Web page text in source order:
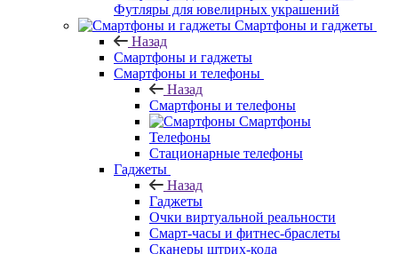
Футляры для ювелирных украшений
Смартфоны и гаджеты
Назад
Смартфоны и гаджеты
Смартфоны и телефоны
Назад
Смартфоны и телефоны
Смартфоны
Телефоны
Стационарные телефоны
Гаджеты
Назад
Гаджеты
Очки виртуальной реальности
Смарт-часы и фитнес-браслеты
Сканеры штрих-кода